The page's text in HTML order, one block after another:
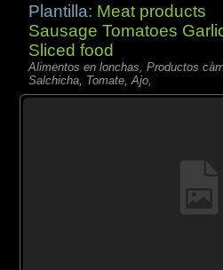
Plantilla: Meat products
Sausage Tomatoes
Sliced food
Alimentos en lonchas, Productos
Salchicha, Tomate, Ajo,